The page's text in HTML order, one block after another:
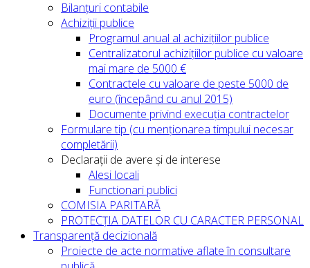
Bilanțuri contabile
Achiziții publice
Programul anual al achizițiilor publice
Centralizatorul achizițiilor publice cu valoare
mai mare de 5000 €
Contractele cu valoare de peste 5000 de
euro (începând cu anul 2015)
Documente privind execuția contractelor
Formulare tip (cu menționarea timpului necesar
completării)
Declarații de avere și de interese
Alesi locali
Functionari publici
COMISIA PARITARĂ
PROTECȚIA DATELOR CU CARACTER PERSONAL
Transparență decizională
Proiecte de acte normative aflate în consultare